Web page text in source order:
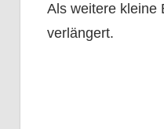
Als weitere kleine
verlängert.